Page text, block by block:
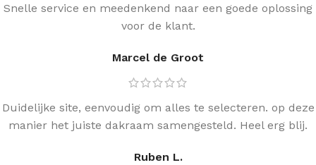
Snelle service en meedenkend naar een goede oplossing
voor de klant.
Marcel de Groot
Duidelijke site, eenvoudig om alles te selecteren. op deze
manier het juiste dakraam samengesteld. Heel erg blij.
Ruben L.